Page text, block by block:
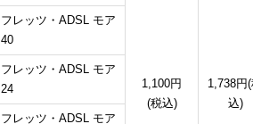
1,100円
(税込)
1,738円
込)
フレッツ・ADSL モア
40
フレッツ・ADSL モア
24
フレッツ・ADSL モア